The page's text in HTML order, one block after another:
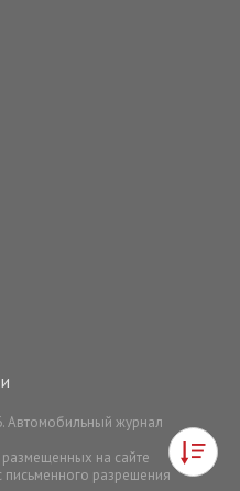
Автомобильный журнал
на сайте
письменного разрешения